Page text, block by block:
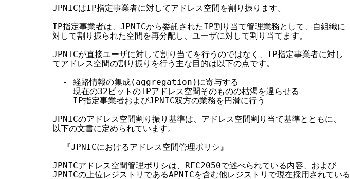
JPNICはIP指定事業者に対してアドレス空間を割り振ります。
IP指定事業者は、JPNICから委託されたIP割り当て管理業務として、自組織に
対して割り振られた空間を再分配し、ユーザに対して割り当てます。
JPNICが直接ユーザに対して割り当てを行うのではなく、IP指定事業者に対し
てアドレス空間の割り振りを行う主な目的は以下の点です。
  - 経路情報の集成(aggregation)に寄与する
  - 現在の32ビットのIPアドレス空間そのものの枯渇を遅らせる
  - IP指定事業者およびJPNIC双方の業務を円滑に行う
JPNICのアドレス空間割り振り基準は、アドレス空間割り当て基準とともに、
以下の文書に定められています。
  『JPNICにおけるアドレス空間管理ポリシ』
JPNICアドレス空間管理ポリシは、RFC2050で述べられている内容、および
JPNICの上位レジストリであるAPNICを含む他レジストリで現在採用されている